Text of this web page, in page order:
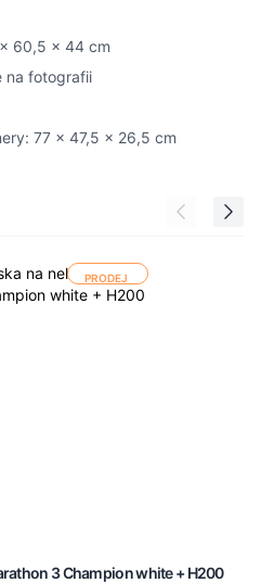
60,5 x 44 cm
na fotografii
77 x 47,5 x 26,5 cm
PRODEJ
3 Champion white + H200